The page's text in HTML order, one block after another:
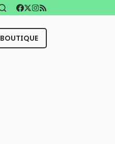
BOUTIQUE